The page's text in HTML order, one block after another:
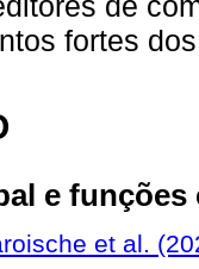
fortes
e
et al.